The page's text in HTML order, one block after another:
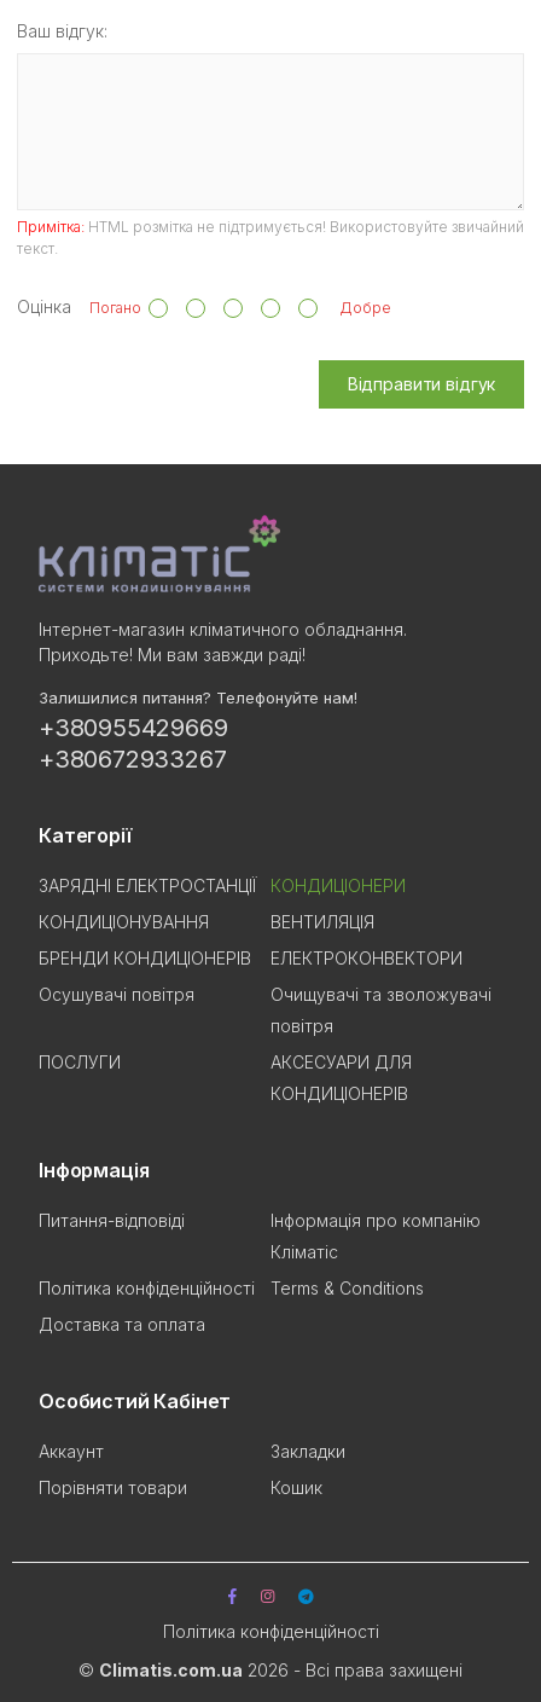
Ваш відгук:
Примітка: HTML розмітка не підтримується! Використовуйте звичайний
текст.
Оцінка Погано Добре
Відправити відгук
Інтернет-магазин кліматичного обладнання.
Приходьте! Ми вам завжди раді!
Залишилися питання? Телефонуйте нам!
+380955429669
+380672933267
Категорії
ЗАРЯДНІ ЕЛЕКТРОСТАНЦІЇ
КОНДИЦІОНЕРИ
КОНДИЦІОНУВАННЯ
ВЕНТИЛЯЦІЯ
БРЕНДИ КОНДИЦІОНЕРІВ
ЕЛЕКТРОКОНВЕКТОРИ
Осушувачі повітря
Очищувачі та зволожувачі
повітря
ПОСЛУГИ
АКСЕСУАРИ ДЛЯ
КОНДИЦІОНЕРІВ
Інформація
Питання-відповіді
Інформація про компанію
Кліматіс
Політика конфіденційності
Terms & Conditions
Доставка та оплата
Особистий Кабінет
Аккаунт
Закладки
Порівняти товари
Кошик
© Climatis.com.ua 2026 - Всі права захищені
Політика конфіденційності